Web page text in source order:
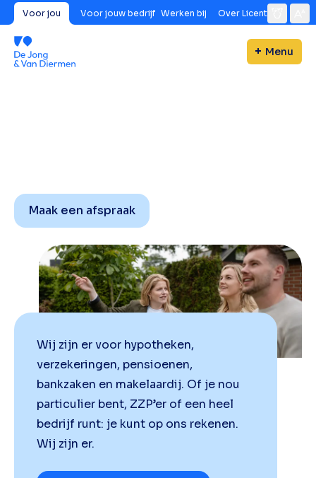
Voor jou Voor jouw bedrijf Werken bij Over Licent
Menu
Maak een afspraak
Wij zijn er voor hypotheken,
verzekeringen, pensioenen,
bankzaken en makelaardij. Of je nou
particulier bent, ZZP’er of een heel
bedrijf runt: je kunt op ons rekenen.
Wij zijn er.